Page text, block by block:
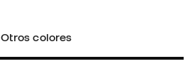
Otros colores